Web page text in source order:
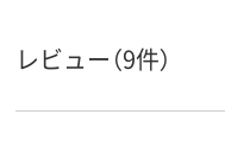
レビュー（9件）